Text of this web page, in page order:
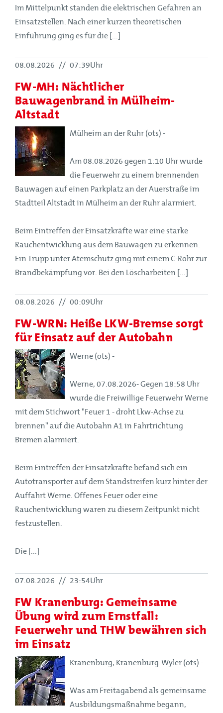
Im Mittelpunkt standen die elektrischen Gefahren an
Einsatzstellen. Nach einer kurzen theoretischen
Einführung ging es für die [...]
08.08.2026 // 07:39Uhr
FW-MH: Nächtlicher
Bauwagenbrand in Mülheim-
Altstadt
Mülheim an der Ruhr (ots) -
Am 08.08.2026 gegen 1:10 Uhr wurde
die Feuerwehr zu einem brennenden
Bauwagen auf einen Parkplatz an der Auerstraße im
Stadtteil Altstadt in Mülheim an der Ruhr alarmiert.
Beim Eintreffen der Einsatzkräfte war eine starke
Rauchentwicklung aus dem Bauwagen zu erkennen.
Ein Trupp unter Atemschutz ging mit einem C-Rohr zur
Brandbekämpfung vor. Bei den Löscharbeiten [...]
08.08.2026 // 00:09Uhr
FW-WRN: Heiße LKW-Bremse sorgt
für Einsatz auf der Autobahn
Werne (ots) -
Werne, 07.08.2026- Gegen 18:58 Uhr
wurde die Freiwillige Feuerwehr Werne
mit dem Stichwort "Feuer 1 - droht Lkw-Achse zu
brennen" auf die Autobahn A1 in Fahrtrichtung
Bremen alarmiert.
Beim Eintreffen der Einsatzkräfte befand sich ein
Autotransporter auf dem Standstreifen kurz hinter der
Auffahrt Werne. Offenes Feuer oder eine
Rauchentwicklung waren zu diesem Zeitpunkt nicht
festzustellen.
Die [...]
07.08.2026 // 23:54Uhr
FW Kranenburg: Gemeinsame
Übung wird zum Ernstfall:
Feuerwehr und THW bewähren sich
im Einsatz
Kranenburg, Kranenburg-Wyler (ots) -
Was am Freitagabend als gemeinsame
Ausbildungsmaßnahme begann,